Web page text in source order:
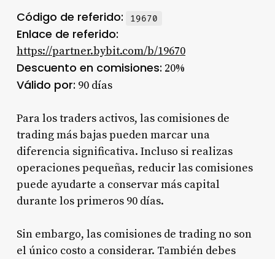
Código de referido: 19670
Enlace de referido:
https://partner.bybit.com/b/19670
Descuento en comisiones: 20%
Válido por: 90 días
Para los traders activos, las comisiones de
trading más bajas pueden marcar una
diferencia significativa. Incluso si realizas
operaciones pequeñas, reducir las comisiones
puede ayudarte a conservar más capital
durante los primeros 90 días.
Sin embargo, las comisiones de trading no son
el único costo a considerar. También debes